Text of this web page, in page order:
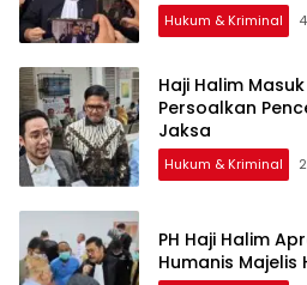
Hukum & Kriminal
Haji Halim
Persoalkan
Jaksa
Hukum & Kriminal
PH Haji Halim
Humanis Majelis